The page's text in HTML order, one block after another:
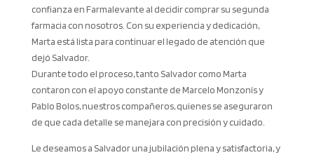
confianza en Farmalevante al decidir comprar su segunda
farmacia con nosotros. Con su experiencia y dedicación,
Marta está lista para continuar el legado de atención que
dejó Salvador.
Durante todo el proceso, tanto Salvador como Marta
contaron con el apoyo constante de Marcelo Monzonís y
Pablo Bolos, nuestros compañeros, quienes se aseguraron
de que cada detalle se manejara con precisión y cuidado.
Le deseamos a Salvador una jubilación plena y satisfactoria, y